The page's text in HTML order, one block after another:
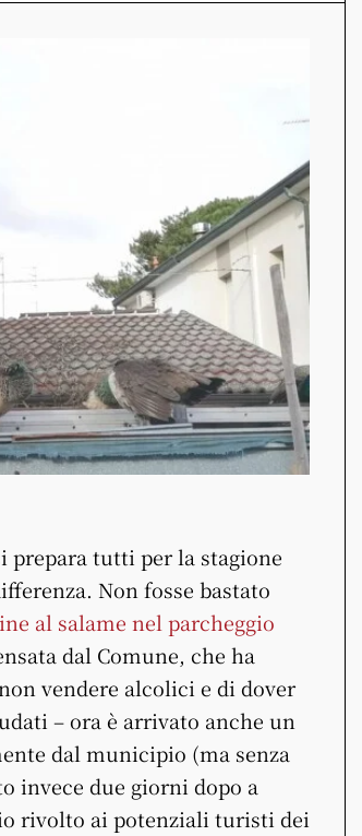
prepara tutti per la stagione
Non fosse bastato
al salame nel parcheggio
dal Comune, che ha
vendere alcolici e di dover
– ora è arrivato anche un
dal municipio (ma senza
invece due giorni dopo a
rivolto ai potenziali turisti dei